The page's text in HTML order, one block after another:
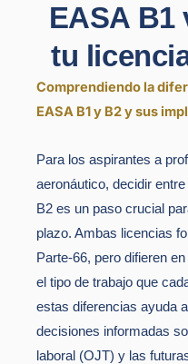
EASA B1
tu
Comprendiendo la
EASA B1 y B2 y sus
Para los aspirantes a
aeronáutico, decidir
B2 es un paso crucial
plazo. Ambas licencias
Parte-66, pero difieren
el tipo de trabajo que
estas diferencias ayuda
decisiones informadas
laboral (OJT) y las